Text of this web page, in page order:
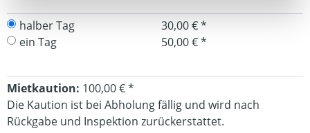
halber Tag
30,00 € *
ein Tag
50,00 € *
Mietkaution: 100,00 € *
Die Kaution ist bei Abholung fällig und wird nach
Rückgabe und Inspektion zurückerstattet.